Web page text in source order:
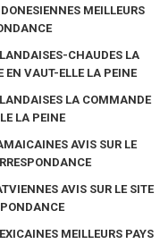
MEILLEURS
CHAUDES LA
EN VAUT-ELLE LA PEINE
LA COMMANDE
LA PEINE
AVIS SUR LE
AVIS SUR LE SITE
MEILLEURS PAYS